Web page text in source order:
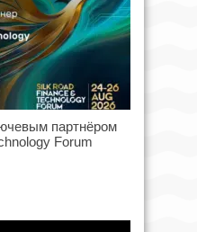
партнёром
Forum